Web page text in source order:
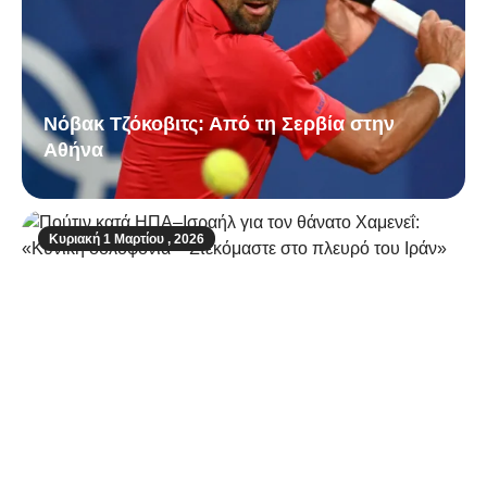
Νόβακ Τζόκοβιτς: Από τη Σερβία στην
Αθήνα
Κυριακή 1 Μαρτίου , 2026